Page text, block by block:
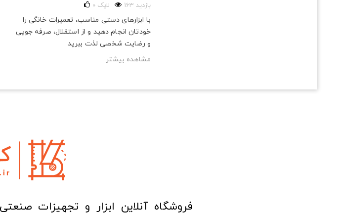
163 بازدید 0 لایک
با ابزارهای دستی مناسب، تعمیرات خانگی را
خودتان انجام دهید و از استقلال، صرفه‌ جویی
و رضایت شخصی لذت ببرید
مشاهده بیشتر